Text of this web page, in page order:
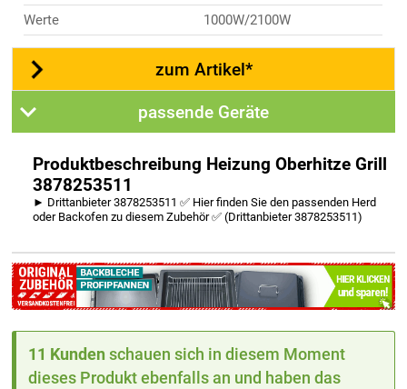
Werte
1000W/2100W
zum Artikel*
passende Geräte
Produktbeschreibung Heizung Oberhitze Grill
3878253511
► Drittanbieter 3878253511 ✅ Hier finden Sie den passenden Herd
oder Backofen zu diesem Zubehör ✅ (Drittanbieter 3878253511)
11 Kunden schauen sich in diesem Moment
dieses Produkt ebenfalls an und haben das